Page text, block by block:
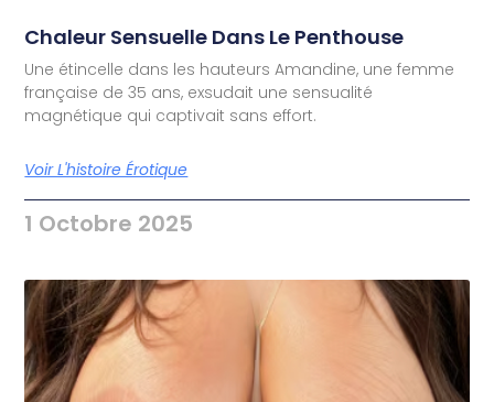
Chaleur Sensuelle Dans Le Penthouse
Une étincelle dans les hauteurs Amandine, une femme
française de 35 ans, exsudait une sensualité
magnétique qui captivait sans effort.
Voir L'histoire Érotique
1 Octobre 2025